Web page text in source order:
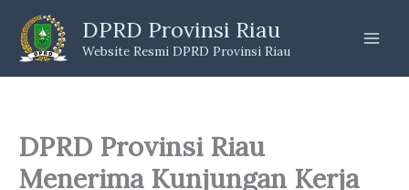
content
DPRD Provinsi Riau
Website Resmi DPRD Provinsi Riau
DPRD Provinsi Riau
Menerima Kunjungan Kerja